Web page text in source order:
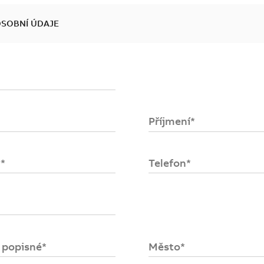
ÚDAJE
Příjmení*
Telefon*
popisné* Město*